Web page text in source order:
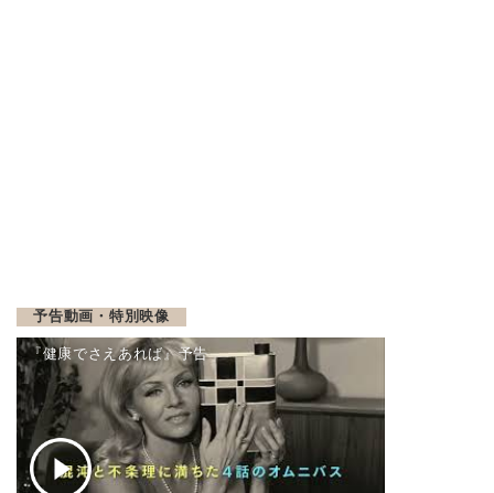
予告動画・特別映像
『健康でさえあれば』予告